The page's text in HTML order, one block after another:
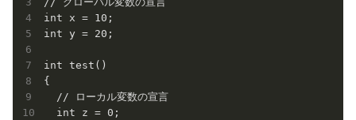
int x = 10;
int y = 20;
int test()
{
  // ローカル変数の宣言
  int z = 0;